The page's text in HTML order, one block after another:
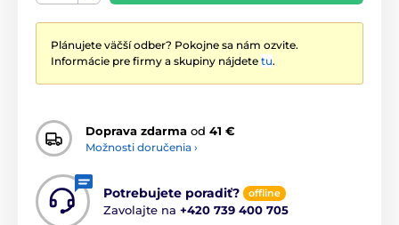
Plánujete väčší odber? Pokojne sa nám ozvite.
Informácie pre firmy a skupiny nájdete tu.
Doprava zdarma od 41 €
Možnosti doručenia ›
Potrebujete poradiť? offline
Zavolajte na +420 739 400 705